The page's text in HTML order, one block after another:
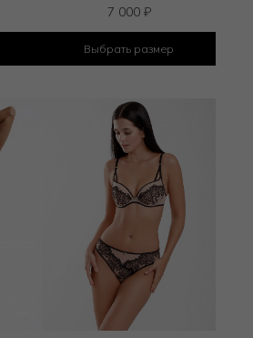
7 000 ₽
Выбрать размер